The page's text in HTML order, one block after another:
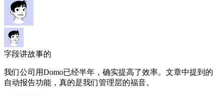
字段讲故事的
我们公司用Domo已经半年，确实提高了效率。文章中提到的
自动报告功能，真的是我们管理层的福音。